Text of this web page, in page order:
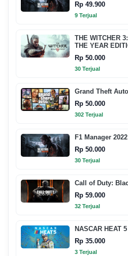
Rp 49.900
9 Terjual
THE WITCHER
THE YEAR
Rp 50.000
30 Terjual
Grand Theft
Rp 50.000
302 Terjual
F1 Manager 2022
Rp 50.000
30 Terjual
Call of Duty:
Rp 59.000
32 Terjual
NASCAR HEAT
Rp 35.000
3 Terjual